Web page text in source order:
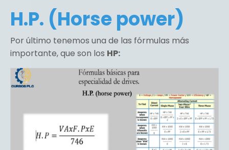
H.P. (Horse power)
Por último tenemos una de las fórmulas más
importante, que son los HP: